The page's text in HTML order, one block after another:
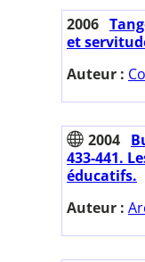
2006
et
Auteur :
2004
433-441.
éducatifs.
Auteur :